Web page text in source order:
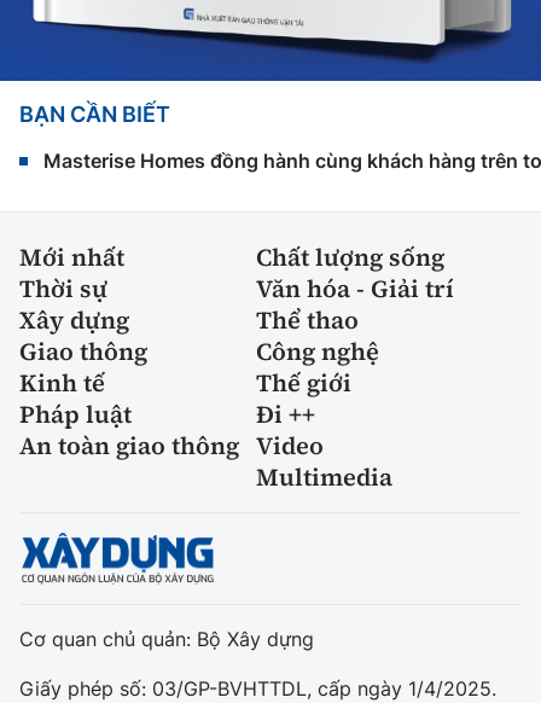
BẠN CẦN BIẾT
Masterise Homes đồng hành cùng khách hàng trên
Mới nhất
Chất lượng sống
Thời sự
Văn hóa - Giải trí
Xây dựng
Thể thao
Giao thông
Công nghệ
Kinh tế
Thế giới
Pháp luật
Đi ++
An toàn giao thông Video
Multimedia
Cơ quan chủ quản: Bộ Xây dựng
Giấy phép số: 03/GP-BVHTTDL, cấp ngày 1/4/2025.